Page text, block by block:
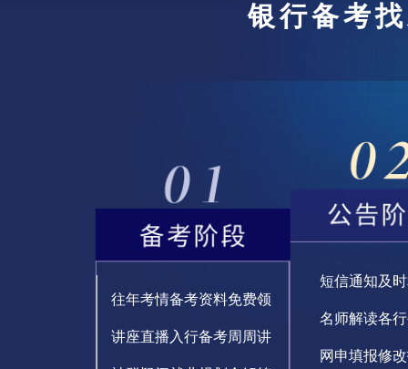
银行备考
往年考情备考资料免费领
讲座直播入行备考周周讲
短信通知及
名师解读各
网申填报修